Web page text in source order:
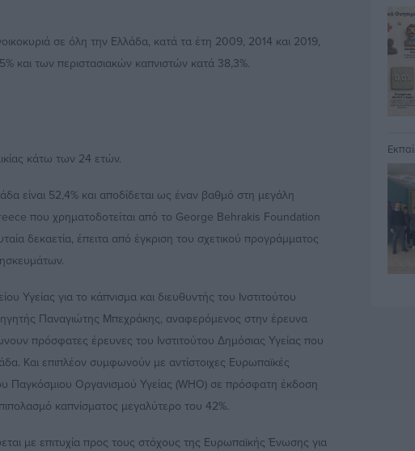
σε όλη την Ελλάδα, κατά τα έτη 2009, 2014 και 2019,
και των περιστασιακών καπνιστών κατά 38,3%.
κάτω των 24 ετών.
είναι 52,4% και αποδίδεται ως έναν βαθμό στη μεγάλη
που χρηματοδοτείται από το George Behrakis Foundation
δεκαετία, έπειτα από έγκριση του σχετικού προγράμματος
για το κάπνισμα και διευθυντής του Ινστιτούτου
Παναγιώτης Μπεχράκης, αναφερόμενος στην έρευνα
πρόσφατες έρευνες του Ινστιτούτου Δημόσιας Υγείας που
Και επιπλέον συμφωνούν με αντίστοιχες Ευρωπαϊκές
Παγκόσμιου Οργανισμού Υγείας (WHO) σε πρόσφατη έκδοση
καπνίσματος μεγαλύτερο του 42%.
με επιτυχία προς τους στόχους της Ευρωπαϊκής Ένωσης για